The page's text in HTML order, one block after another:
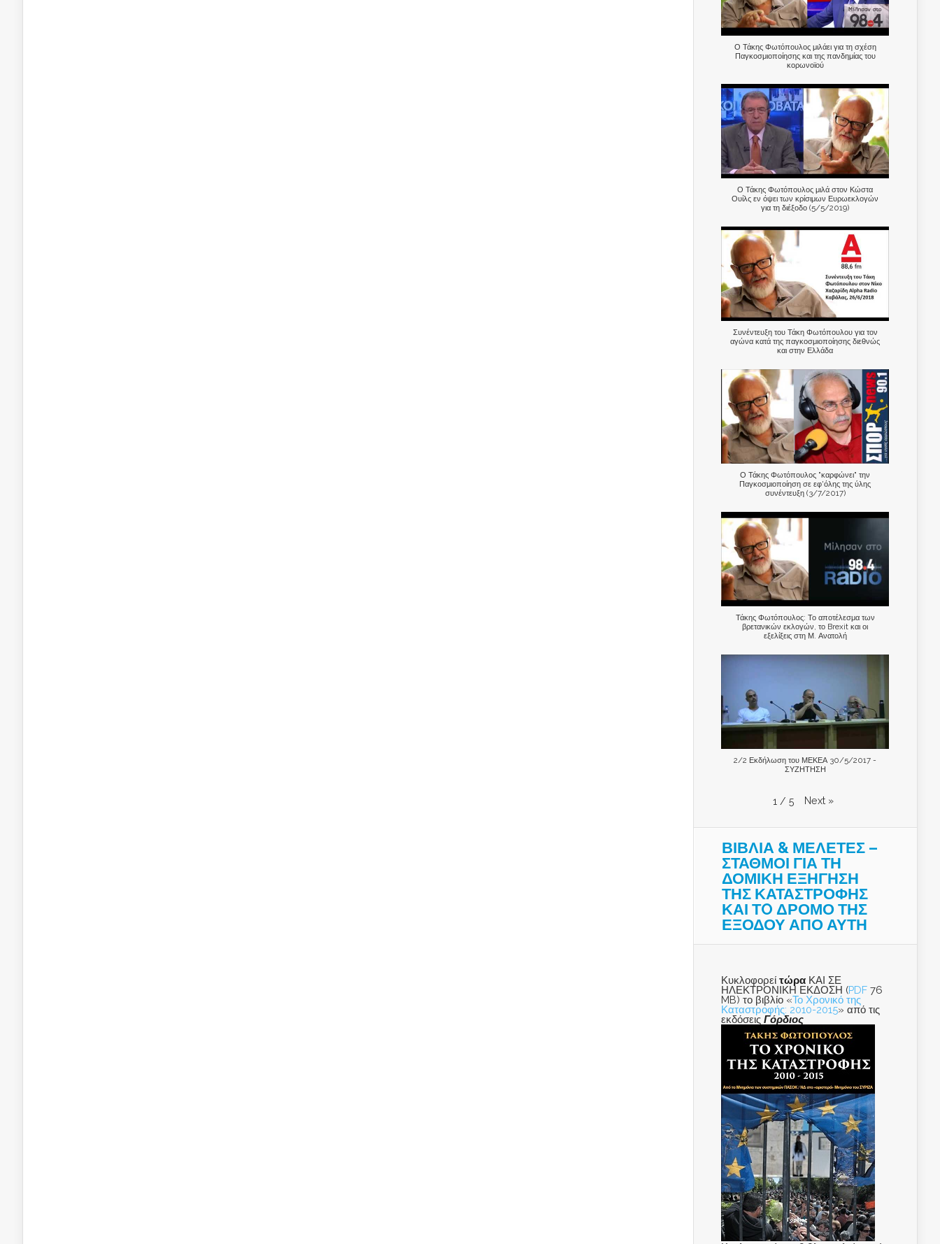
Ο Τάκης Φωτόπουλος μιλάει για τη σχέση
Παγκοσμιοποίησης και της πανδημίας του
κορωνοϊού
Ο Τάκης Φωτόπουλος μιλά στον Κώστα
Ουίλς εν όψει των κρίσιμων Ευρωεκλογών
για τη διέξοδο (5/5/2019)
Συνέντευξη του Τάκη Φωτόπουλου για τον
αγώνα κατά της παγκοσμιοποίησης διεθνώς
και στην Ελλάδα
Ο Τάκης Φωτόπουλος "καρφώνει" την
Παγκοσμιοποίηση σε εφ'όλης της ύλης
συνέντευξη (3/7/2017)
Τάκης Φωτόπουλος: Το αποτέλεσμα των
βρετανικών εκλογών, το Brexit και οι
εξελίξεις στη Μ. Ανατολή
2/2 Εκδήλωση του ΜΕΚΕΑ 30/5/2017 -
ΣΥΖΗΤΗΣΗ
1 / 5 Next »
ΒΙΒΛΙΑ & ΜΕΛΕΤΕΣ –
ΣΤΑΘΜΟΙ ΓΙΑ ΤΗ
ΔΟΜΙΚΗ ΕΞΗΓΗΣΗ
ΤΗΣ ΚΑΤΑΣΤΡΟΦΗΣ
ΚΑΙ ΤO ΔΡΟΜΟ ΤΗΣ
ΕΞΟΔΟΥ ΑΠΟ ΑΥΤΗ
Κυκλοφορεί τώρα ΚΑΙ ΣΕ
ΗΛΕΚΤΡΟΝΙΚΗ ΕΚΔΟΣΗ (PDF 76
MB) το βιβλίο «Το Χρονικό της
Καταστροφής: 2010-2015» από τις
εκδόσεις Γόρδιος